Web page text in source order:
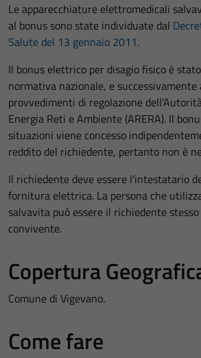
Le apparecchiature elettromedicali
al bonus sono state individuate dal
Salute del 13 gennaio 2011.
Il bonus elettrico per disagio fisico è
normativa nazionale, e
provvedimenti di regolazione
Energia Reti e Ambiente (ARERA). Il
situazioni viene concesso
reddito del richiedente, pertanto non è
Il richiedente deve essere l'intestatario
fornitura elettrica. La persona che
salvavita può essere il richiedente
convivente.
Copertura
Comune di Vigevano.
Come fare